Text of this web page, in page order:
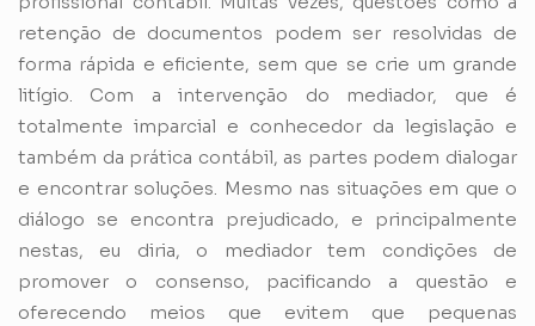
retenção de documentos podem ser resolvidas de
forma rápida e eficiente, sem que se crie um grande
litígio. Com a intervenção do mediador, que é
totalmente imparcial e conhecedor da legislação e
também da prática contábil, as partes podem dialogar
e encontrar soluções. Mesmo nas situações em que o
diálogo se encontra prejudicado, e principalmente
nestas, eu diria, o mediador tem condições de
promover o consenso, pacificando a questão e
oferecendo meios que evitem que pequenas